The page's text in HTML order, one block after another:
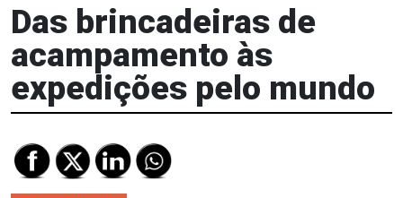
Das brincadeiras de
acampamento às
expedições pelo mundo